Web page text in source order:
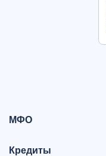
МФО
Кредиты